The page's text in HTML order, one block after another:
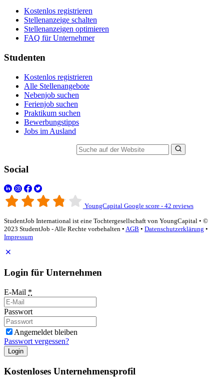
Kostenlos registrieren
Stellenanzeige schalten
Stellenanzeigen optimieren
FAQ für Unternehmer
Studenten
Kostenlos registrieren
Alle Stellenangebote
Nebenjob suchen
Ferienjob suchen
Praktikum suchen
Bewerbungstipps
Jobs im Ausland
Social
YoungCapital Google score - 42 reviews
StudentJob International ist eine Tochtergesellschaft von YoungCapital • ©
2023 StudentJob - Alle Rechte vorbehalten • AGB • Datenschutzerklärung •
Impressum
Login für Unternehmen
E-Mail *
Passwort
Angemeldet bleiben
Passwort vergessen?
Login
Kostenloses Unternehmensprofil